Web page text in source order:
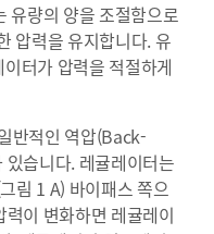
유량의 양을 조절함으로
압력을 유지합니다. 유
터가 압력을 적절하게
반적인 역압(Back-
습니다. 레귤레이터는
림 1 A) 바이패스 쪽으
이 변화하면 레귤레이